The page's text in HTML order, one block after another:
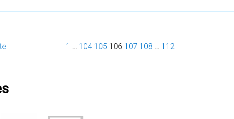
1 … 104 105 106 107 108 … 112